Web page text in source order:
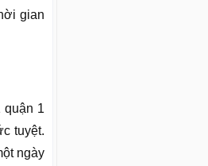
gian
quận 1
tuyệt.
ngày